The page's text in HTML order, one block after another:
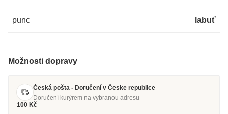
punc labuť
Možnosti dopravy
Česká pošta - Doručení v Česke republice
Doručení kurýrem na vybranou adresu
100 Kč